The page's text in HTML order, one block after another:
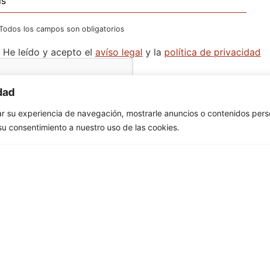
su experiencia de navegación, mostrarle anuncios o contenidos
consentimiento a nuestro uso de las cookies.
los campos son obligatorios
He leído y acepto el avíso legal y la política de privacidad